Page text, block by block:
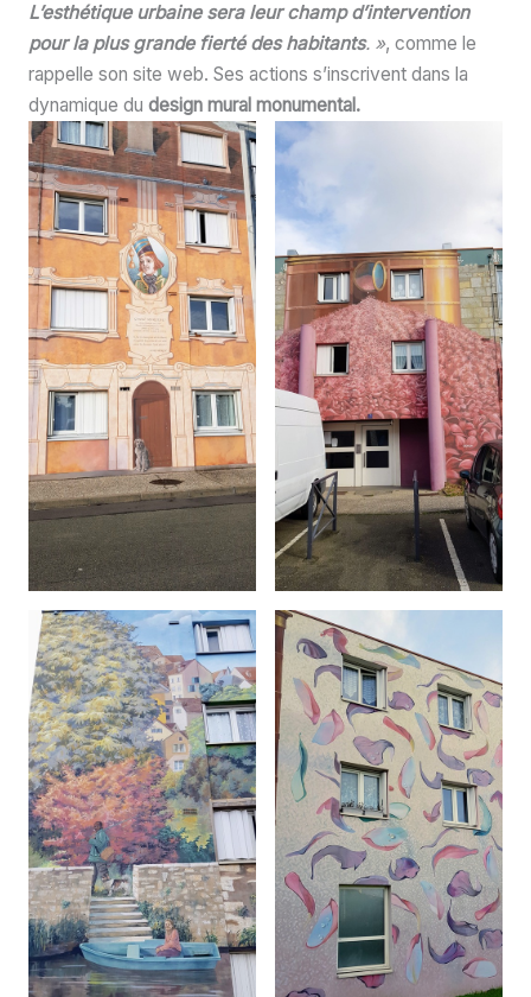
L’esthétique urbaine sera leur champ d’intervention
pour la plus grande fierté des habitants. », comme le
rappelle son site web. Ses actions s’inscrivent dans la
dynamique du design mural monumental.